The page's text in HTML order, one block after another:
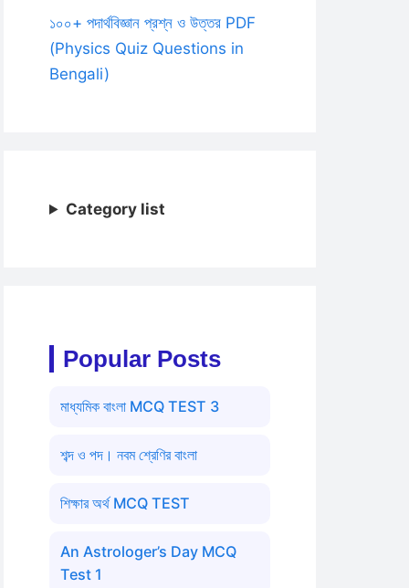
১০০+ পদার্থবিজ্ঞান প্রশ্ন ও উত্তর PDF
(Physics Quiz Questions in
Bengali)
Category list
Popular Posts
মাধ্যমিক বাংলা MCQ TEST 3
শব্দ ও পদ। নবম শ্রেণির বাংলা
শিক্ষার অর্থ MCQ TEST
An Astrologer’s Day MCQ
Test 1